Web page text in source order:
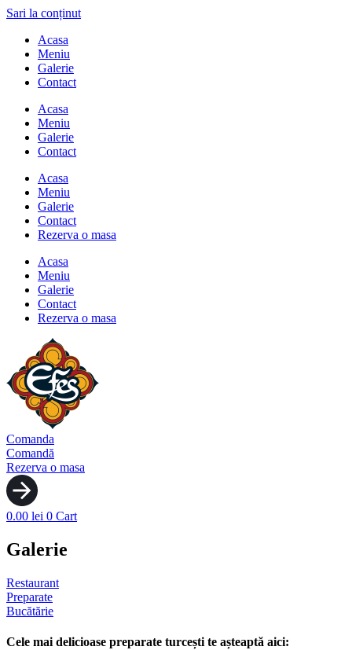
Sari la conținut
Acasa
Meniu
Galerie
Contact
Acasa
Meniu
Galerie
Contact
Acasa
Meniu
Galerie
Contact
Rezerva o masa
Acasa
Meniu
Galerie
Contact
Rezerva o masa
Comanda
Comandă
Rezerva o masa
0.00 lei 0 Cart
Galerie
Restaurant
Preparate
Bucătărie
Cele mai delicioase preparate turcești te așteaptă aici: